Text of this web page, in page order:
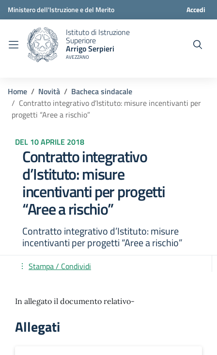
Ministero dell'Istruzione e del Merito Accedi
Istituto di Istruzione
Superiore
Arrigo Serpieri
AVEZZANO
Home Novità
Bacheca sindacale
Contratto integrativo d’Istituto: misure incentivanti per
progetti “Aree a rischio”
DEL 10 APRILE 2018
Contratto integrativo
d’Istituto: misure
incentivanti per progetti
“Aree a rischio”
Contratto integrativo d’Istituto: misure
incentivanti per progetti “Aree a rischio”
Stampa / Condividi
In allegato il documento relativo-
Allegati